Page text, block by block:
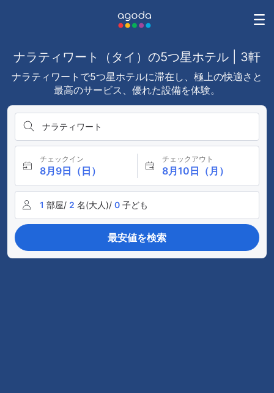
ナラティワート（タイ）の5つ星ホテル | 3軒
ナラティワートで5つ星ホテルに滞在し、極上の快適さと
最高のサービス、優れた設備を体験。
ナラティワート
チェックイン
8月9日（日）
チェックアウト
8月10日（月）
1 部屋/ 2 名(大人)/ 0 子ども
最安値を検索